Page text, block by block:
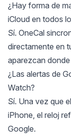
¿Hay forma de
iCloud en todos
Sí. OneCal
directamente en
aparezcan
¿Las alertas de
Watch?
Sí. Una vez que
iPhone, el reloj
Google.